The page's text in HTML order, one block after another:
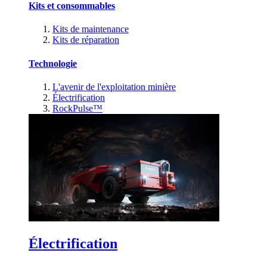
Kits et consommables
Kits de maintenance
Kits de réparation
Technologie
L'avenir de l'exploitation minière
Électrification
RockPulse™
Électrification